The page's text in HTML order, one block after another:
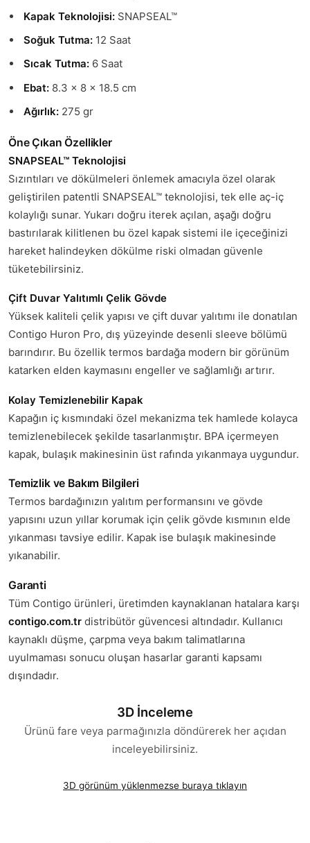
Kapak Teknolojisi:SNAPSEAL™
Soğuk Tutma:12 Saat
Sıcak Tutma:6 Saat
Ebat:8.3 x 8 x 18.5 cm
Ağırlık:275 gr
Öne Çıkan Özellikler
SNAPSEAL™ Teknolojisi
Sızıntıları ve dökülmeleri önlemek amacıyla özel olarak
geliştirilen patentli SNAPSEAL™ teknolojisi, tek elle aç-iç
kolaylığı sunar. Yukarı doğru iterek açılan, aşağı doğru
bastırılarak kilitlenen bu özel kapak sistemi ile içeceğinizi
hareket halindeyken dökülme riski olmadan güvenle
tüketebilirsiniz.
Çift Duvar Yalıtımlı Çelik Gövde
Yüksek kaliteli çelik yapısı ve çift duvar yalıtımı ile donatılan
Contigo Huron Pro, dış yüzeyinde desenli sleeve bölümü
barındırır. Bu özellik termos bardağa modern bir görünüm
katarken elden kaymasını engeller ve sağlamlığı artırır.
Kolay Temizlenebilir Kapak
Kapağın iç kısmındaki özel mekanizma tek hamlede kolayca
temizlenebilecek şekilde tasarlanmıştır. BPA içermeyen
kapak, bulaşık makinesinin üst rafında yıkanmaya uygundur.
Temizlik ve Bakım Bilgileri
Termos bardağınızın yalıtım performansını ve gövde
yapısını uzun yıllar korumak için çelik gövde kısmının elde
yıkanması tavsiye edilir. Kapak ise bulaşık makinesinde
yıkanabilir.
Garanti
Tüm Contigo ürünleri, üretimden kaynaklanan hatalara karşı
contigo.com.tr distribütör güvencesi altındadır. Kullanıcı
kaynaklı düşme, çarpma veya bakım talimatlarına
uyulmaması sonucu oluşan hasarlar garanti kapsamı
dışındadır.
3D İnceleme
Ürünü fare veya parmağınızla döndürerek her açıdan
inceleyebilirsiniz.
3D görünüm yüklenmezse buraya tıklayın